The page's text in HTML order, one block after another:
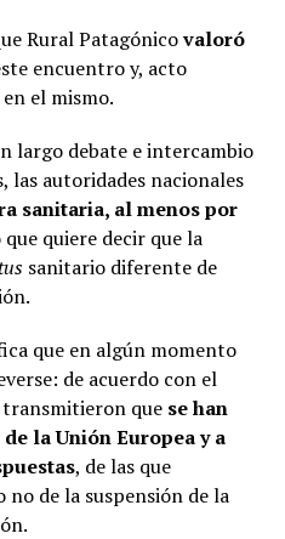
Rural Patagónicovaloró
encuentro y, acto
el mismo.
largo debate e intercambio
las autoridades nacionales
sanitaria, al menos por
que quiere decir que la
sanitario diferente de
que en algún momento
de acuerdo con el
transmitieron que se han
la Unión Europea y a
, de las que
de la suspensión de la